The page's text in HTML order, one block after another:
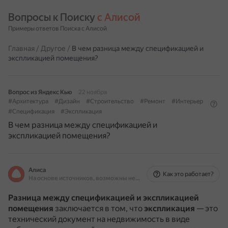
Вопросы к Поиску с Алисой
Примеры ответов Поиска с Алисой
Главная / Другое / В чем разница между спецификацией и
экспликацией помещения?
Вопрос из Яндекс Кью
22 ноября
#Архитектура
#Дизайн #Строительство #Ремонт
#Интерьер
#Спецификация
#Экспликация
В чем разница между спецификацией и
экспликацией помещения?
Алиса
На основе источников, возможны неточности
Как это работает?
Разница между спецификацией и экспликацией
помещения заключается в том, что экспликация — это
технический документ на недвижимость в виде